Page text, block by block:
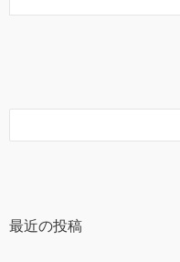
最近の投稿